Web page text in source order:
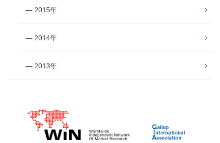
― 2015年
― 2014年
― 2013年